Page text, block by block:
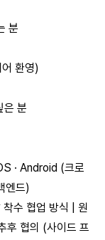
분
환영)
은 분
· Android (크로
엔드)
수 협업 방식 | 원
후 협의 (사이드 프